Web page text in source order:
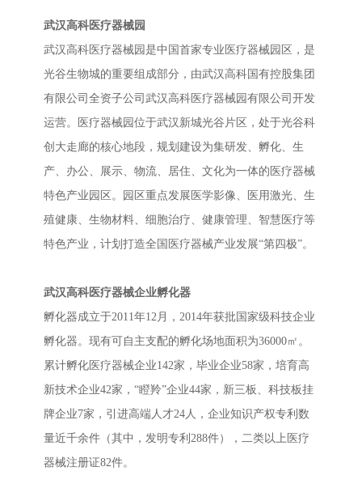
武汉高科医疗器械园
武汉高科医疗器械园是中国首家专业医疗器械园区，是
光谷生物城的重要组成部分，由武汉高科国有控股集团
有限公司全资子公司武汉高科医疗器械园有限公司开发
运营。医疗器械园位于武汉新城光谷片区，处于光谷科
创大走廊的核心地段，规划建设为集研发、孵化、生
产、办公、展示、物流、居住、文化为一体的医疗器械
特色产业园区。园区重点发展医学影像、医用激光、生
殖健康、生物材料、细胞治疗、健康管理、智慧医疗等
特色产业，计划打造全国医疗器械产业发展“第四极”。
武汉高科医疗器械企业孵化器
孵化器成立于2011年12月，2014年获批国家级科技企业
孵化器。现有可自主支配的孵化场地面积为36000㎡。
累计孵化医疗器械企业142家，毕业企业58家，培育高
新技术企业42家，“瞪羚”企业44家，新三板、科技板挂
牌企业7家，引进高端人才24人，企业知识产权专利数
量近千余件（其中，发明专利288件），二类以上医疗
器械注册证82件。